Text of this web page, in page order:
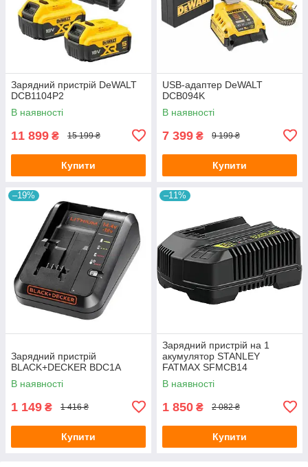
Зарядний пристрій DeWALT
DCB1104P2
В наявності
11 899 ₴ 15 199 ₴
Купити
USB-адаптер DeWALT
DCB094K
В наявності
7 399 ₴ 9 199 ₴
Купити
–19%
Зарядний пристрій
BLACK+DECKER BDC1A
В наявності
1 149 ₴ 1 416 ₴
Купити
–11%
Зарядний пристрій на 1
акумулятор STANLEY
FATMAX SFMCB14
В наявності
1 850 ₴ 2 082 ₴
Купити